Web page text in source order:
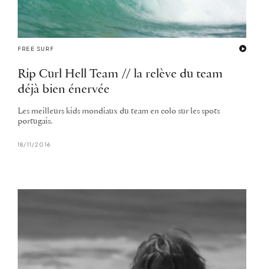
FREE SURF
Rip Curl Hell Team // la relève du team
déjà bien énervée
Les meilleurs kids mondiaux du team en colo sur les spots
portugais.
18/11/2016